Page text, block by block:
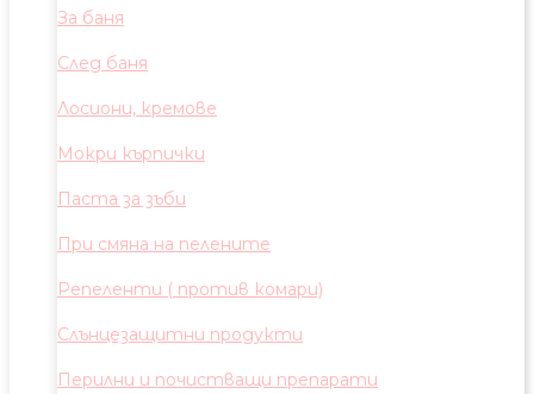
За баня
След баня
Лосиони, кремове
Мокри кърпички
Паста за зъби
При смяна на пелените
Репеленти ( против комари)
Слънцезащитни продукти
Перилни и почистващи препарати